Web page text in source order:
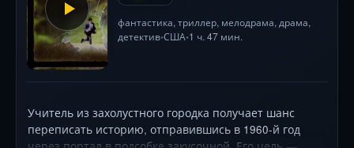
фантастика, триллер, мелодрама, драма,
детектив•США•1 ч. 47 мин.
Учитель из захолустного городка получает шанс
переписать историю, отправившись в 1960-й год